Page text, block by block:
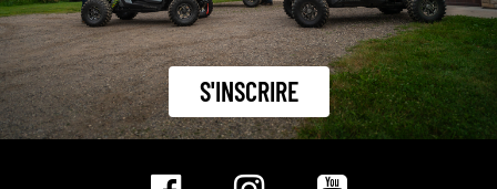
S'INSCRIRE